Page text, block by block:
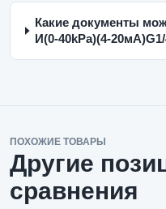
Какие документы
И(0-40kPa)(4-
ПОХОЖИЕ ТОВАРЫ
Другие
сравнения